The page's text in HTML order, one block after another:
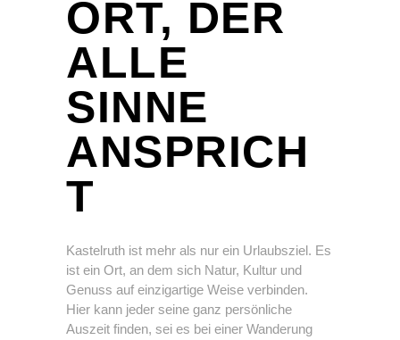
ORT, DER
ALLE
SINNE
ANSPRICH
T
Kastelruth ist mehr als nur ein Urlaubsziel. Es
ist ein Ort, an dem sich Natur, Kultur und
Genuss auf einzigartige Weise verbinden.
Hier kann jeder seine ganz persönliche
Auszeit finden, sei es bei einer Wanderung